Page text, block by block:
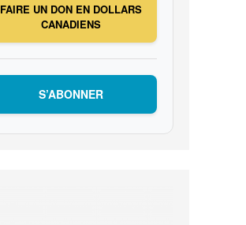
FAIRE UN DON EN DOLLARS
CANADIENS
S’ABONNER